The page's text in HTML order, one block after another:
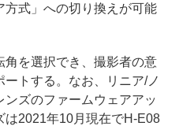
方式」への切り換えが可能
角を選択でき、撮影者の意
トする。なお、リニア/ノ
ズのファームウェアアッ
は2021年10月現在でH-E08